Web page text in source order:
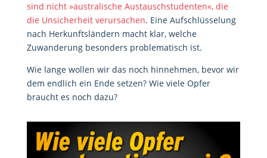
sind nicht »australische Austauschstudenten«, die
die Unsicherheit verursachen. Eine Aufschlüsselung
nach Herkunftsländern macht klar, welche
Zuwanderung besonders problematisch ist.
Wie lange wollen wir das noch hinnehmen, bevor wir
dem endlich ein Ende setzen? Wie viele Opfer
braucht es noch dazu?